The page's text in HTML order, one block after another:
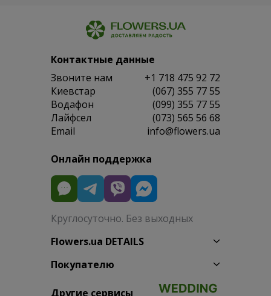
Контактные данные
Звоните нам
+1 718 475 92 72
Киевстар
(067) 355 77 55
Водафон
(099) 355 77 55
Лайфсел
(073) 565 56 68
Email
info@flowers.ua
Онлайн поддержка
Круглосуточно. Без выходных
Flowers.ua DETAILS
Покупателю
Другие сервисы